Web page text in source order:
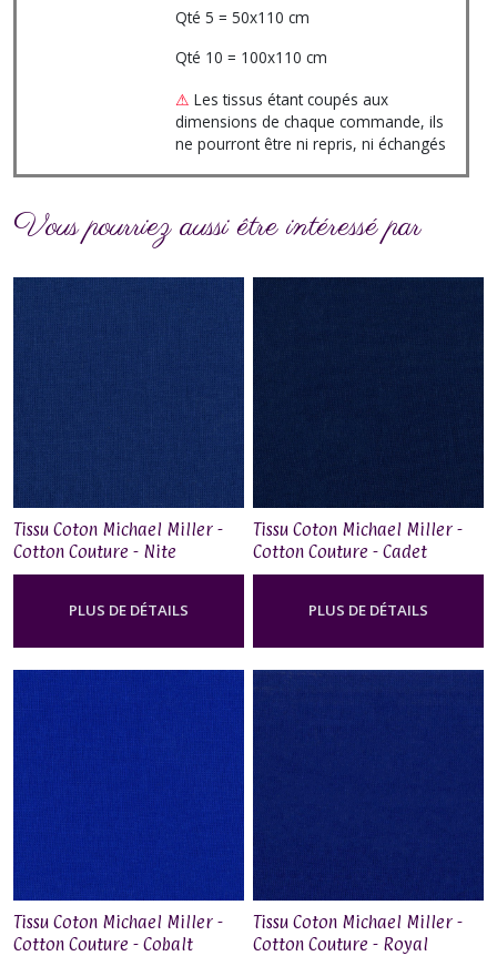
Qté 5 = 50x110 cm
Qté 10 = 100x110 cm
⚠ Les tissus étant coupés aux
dimensions de chaque commande, ils
ne pourront être ni repris, ni échangés
Vous pourriez aussi être intéressé par
Tissu Coton Michael Miller -
Cotton Couture - Nite
PLUS DE DÉTAILS
Tissu Coton Michael Miller -
Cotton Couture - Cadet
PLUS DE DÉTAILS
Tissu Coton Michael Miller -
Cotton Couture - Cobalt
Tissu Coton Michael Miller -
Cotton Couture - Royal